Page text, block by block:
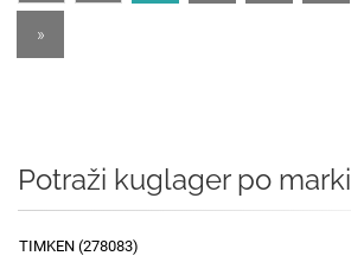
»
Potraži kuglager po marki
TIMKEN (278083)